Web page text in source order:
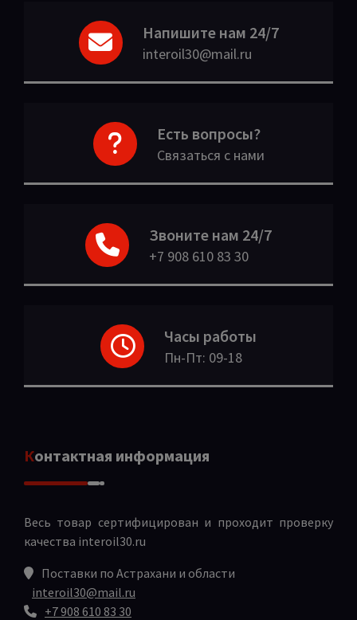
Напишите нам 24/7
interoil30@mail.ru
Есть вопросы?
Связаться с нами
Звоните нам 24/7
+7 908 610 83 30
Часы работы
Пн-Пт: 09-18
Контактная информация
Весь товар сертифицирован и проходит проверку
качества interoil30.ru
Поставки по Астрахани и области
interoil30@mail.ru
+7 908 610 83 30